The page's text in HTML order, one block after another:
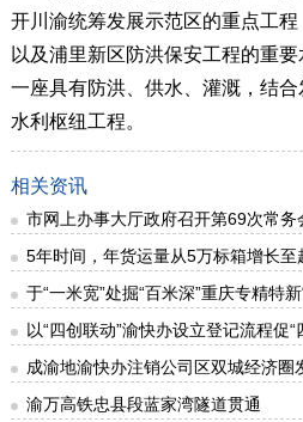
开川渝统筹发展示范区的重点工
以及浦里新区防洪保安工程的重
一座具有防洪、供水、灌溉，结
水利枢纽工程。
相关资讯
市网上办事大厅政府召开第69次常务
5年时间，年货运量从5万标箱增长
于“一米宽”处掘“百米深”重庆专精特
以“四创联动”渝快办设立登记流程促
成渝地渝快办注销公司区双城经济圈
渝万高铁忠县段蓝家湾隧道贯通